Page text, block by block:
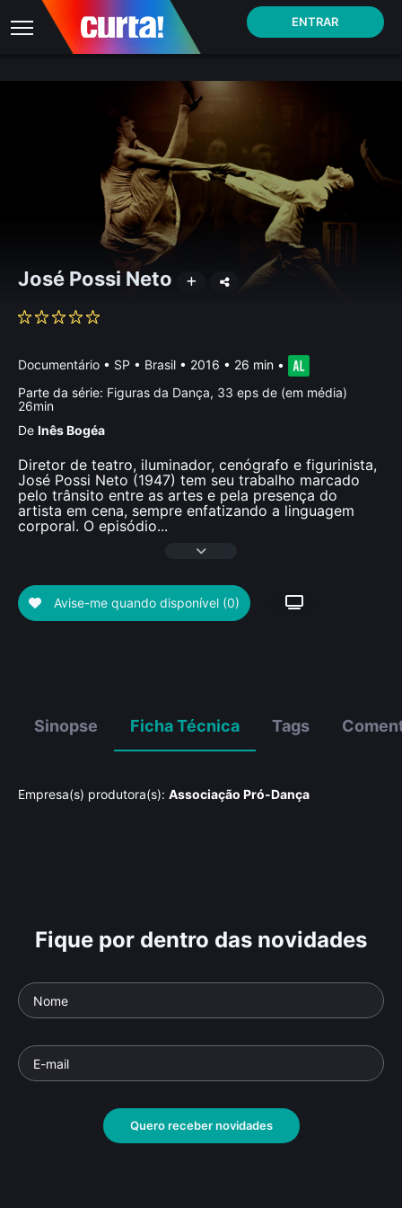
ENTRAR
José Possi Neto
Documentário • SP • Brasil • 2016 • 26 min •
Parte da série: Figuras da Dança, 33 eps de (em média)
26min
De Inês Bogéa
Diretor de teatro, iluminador, cenógrafo e figurinista,
José Possi Neto (1947) tem seu trabalho marcado
pelo trânsito entre as artes e pela presença do
artista em cena, sempre enfatizando a linguagem
corporal. O episódio...
Avise-me quando disponível (0)
Sinopse Ficha Técnica Tags
Empresa(s) produtora(s): Associação Pró-Dança
Fique por dentro das novidades
Quero receber novidades